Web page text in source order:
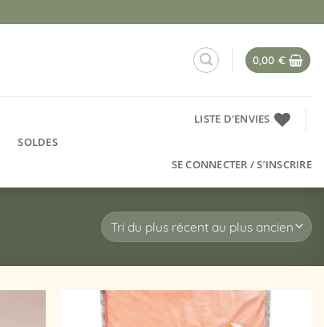
0,00 €
SOLDES
LISTE D'ENVIES
SE CONNECTER / S’INSCRIRE